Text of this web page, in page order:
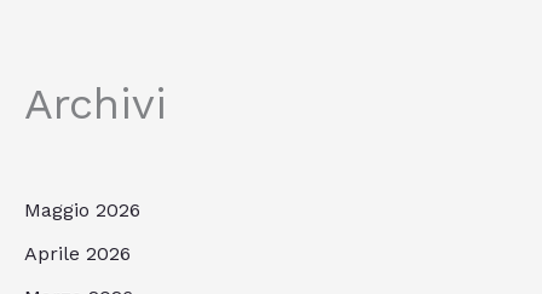
Archivi
Maggio 2026
Aprile 2026